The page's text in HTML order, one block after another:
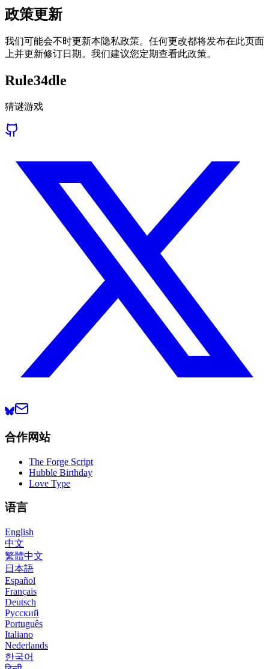
政策更新
我们可能会不时更新本隐私政策。任何更改都将发布在此页面
上并更新修订日期。我们建议您定期查看此政策。
Rule34dle
猜谜游戏
合作网站
The Forge Script
Hubble Birthday
Love Type
语言
English
中文
繁體中文
日本語
Español
Français
Deutsch
Русский
Português
Italiano
Nederlands
한국어